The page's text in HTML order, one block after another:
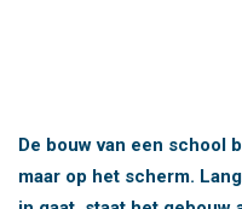
De bouw van een school
maar op het scherm.